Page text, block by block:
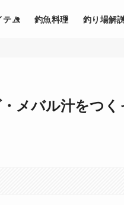
テム 釣魚料理 釣り場解
メバル汁をつく